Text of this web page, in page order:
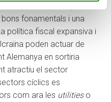
fonamentals i una
política fiscal expansiva i
poden actuar de
Alemanya en sortiria
atractiu el sector
cíclics es
com ara les utilitieso